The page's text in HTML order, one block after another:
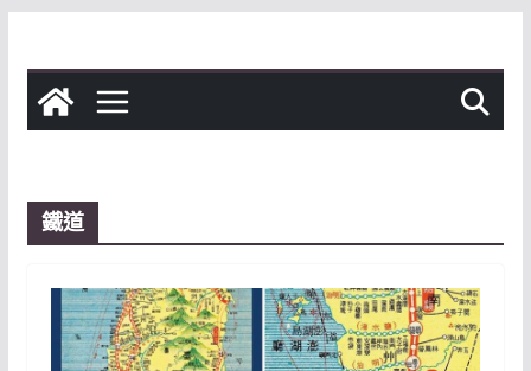
content
鐵道